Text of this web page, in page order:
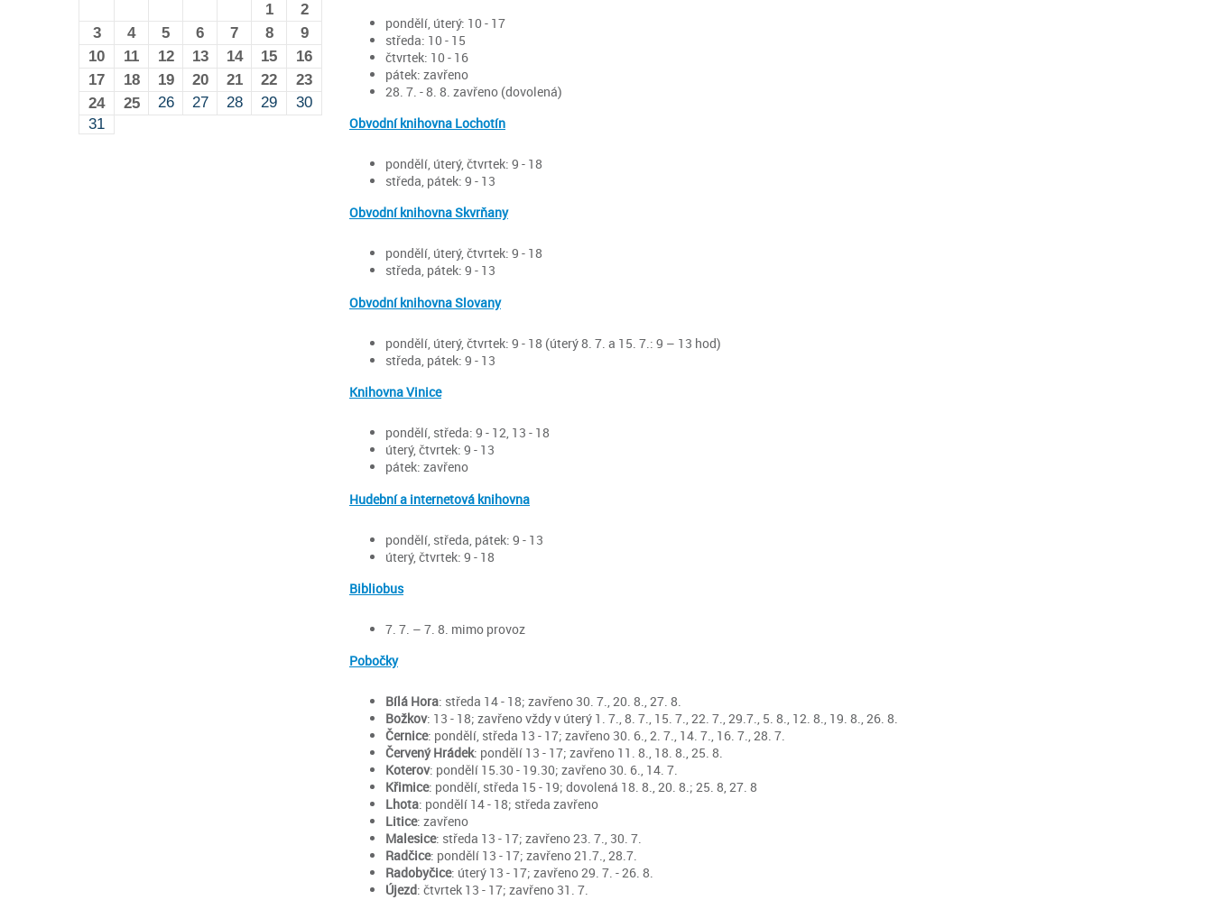
pondělí, úterý: 10 - 17
středa: 10 - 15
čtvrtek: 10 - 16
pátek: zavřeno
28. 7. - 8. 8. zavřeno (dovolená)
Obvodní knihovna Lochotín
pondělí, úterý, čtvrtek: 9 - 18
středa, pátek: 9 - 13
Obvodní knihovna Skvrňany
pondělí, úterý, čtvrtek: 9 - 18
středa, pátek: 9 - 13
Obvodní knihovna Slovany
pondělí, úterý, čtvrtek: 9 - 18 (úterý 8. 7. a 15. 7.: 9 – 13 hod)
středa, pátek: 9 - 13
Knihovna Vinice
pondělí, středa: 9 - 12, 13 - 18
úterý, čtvrtek: 9 - 13
pátek: zavřeno
Hudební a internetová knihovna
pondělí, středa, pátek: 9 - 13
úterý, čtvrtek: 9 - 18
Bibliobus
7. 7. – 7. 8. mimo provoz
Pobočky
Bílá Hora: středa 14 - 18; zavřeno 30. 7., 20. 8., 27. 8.
Božkov: 13 - 18; zavřeno vždy v úterý 1. 7., 8. 7., 15. 7., 22. 7., 29.7., 5. 8., 12. 8., 19. 8., 26. 8.
Černice: pondělí, středa 13 - 17; zavřeno 30. 6., 2. 7., 14. 7., 16. 7., 28. 7.
Červený Hrádek: pondělí 13 - 17; zavřeno 11. 8., 18. 8., 25. 8.
Koterov: pondělí 15.30 - 19.30; zavřeno 30. 6., 14. 7.
Křimice: pondělí, středa 15 - 19; dovolená 18. 8., 20. 8.; 25. 8, 27. 8
Lhota: pondělí 14 - 18; středa zavřeno
Litice: zavřeno
Malesice: středa 13 - 17; zavřeno 23. 7., 30. 7.
Radčice: pondělí 13 - 17; zavřeno 21.7., 28.7.
Radobyčice: úterý 13 - 17; zavřeno 29. 7. - 26. 8.
Újezd: čtvrtek 13 - 17; zavřeno 31. 7.
1
2
3
4 5 6 7 8
9
10
11 12 13 14 15
16
17
18 19 20 21 22
23
24
25 26 27 28 29
30
31